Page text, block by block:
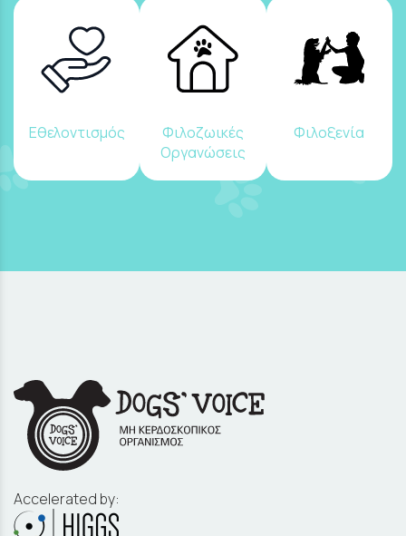
Εθελοντισμός
Φιλοζωικές
Οργανώσεις
Φιλοξενία
Accelerated by: